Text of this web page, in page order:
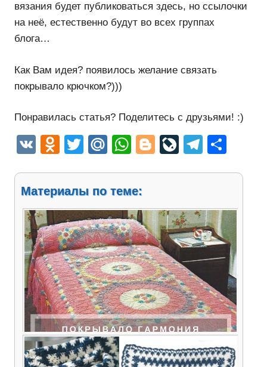
вязания будет публиковаться здесь, но ссылочки
на неё, естественно будут во всех группах
блога…
Как Вам идея? появилось желание связать
покрывало крючком?)))
Понравилась статья? Поделитесь с друзьями! :)
VK Odnoklassniki
TwitterMail.Ru
WhatsApp
Blogger
Материалы по теме: